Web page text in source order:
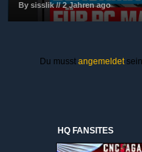
By sisslik // 2 Jahren ago
Du musst angemeldet
HQ FANSITES